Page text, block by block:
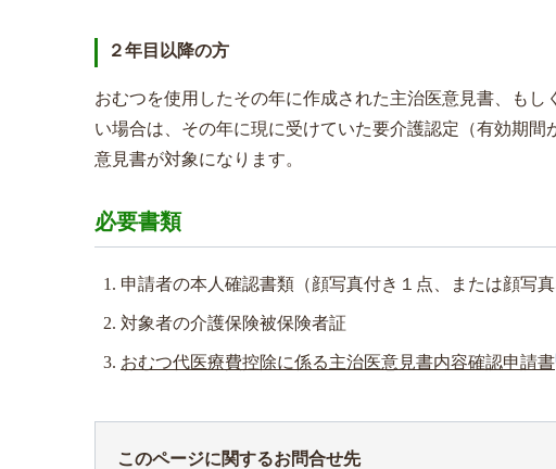
２年目以降の方
おむつを使用したその年に作成された主治医意見書、も
い場合は、その年に現に受けていた要介護認定（有効期
意見書が対象になります。
必要書類
申請者の本人確認書類（顔写真付き１点、または顔写真
対象者の介護保険被保険者証
おむつ代医療費控除に係る主治医意見書内容確認申請書
このページに関するお問合せ先